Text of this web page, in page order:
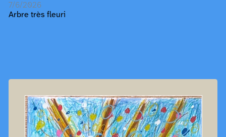
7/6/2026
Arbre très fleuri